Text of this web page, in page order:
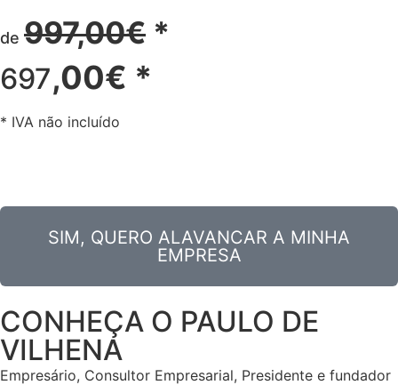
de 997,00€ *
697,00€ *
* IVA não incluído
SIM, QUERO ALAVANCAR A MINHA
EMPRESA
CONHEÇA O PAULO DE
VILHENA
Empresário, Consultor Empresarial, Presidente e fundador